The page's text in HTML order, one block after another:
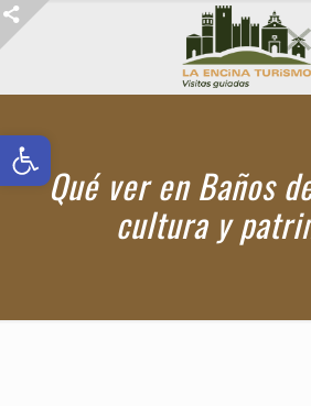
Abrir barra de
Qué ver en Baños
cultura y